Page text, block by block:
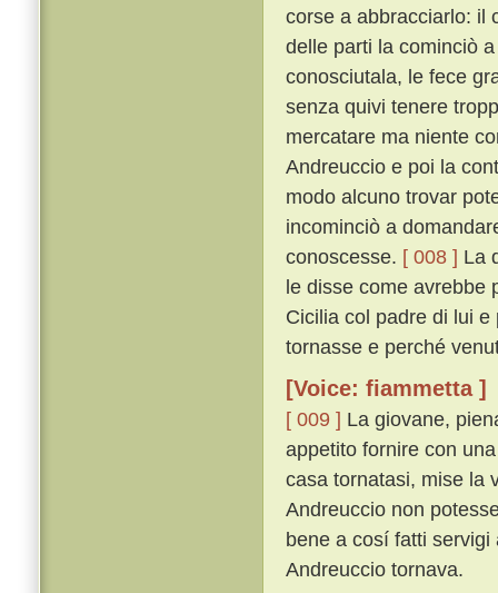
corse a abbracciarlo: il
delle parti la cominciò
conosciutala, le fece
senza quivi tenere
mercatare ma niente
Andreuccio e poi la
modo alcuno trovar
incominciò a
conoscesse. [ 008 ] La
le disse come avrebbe
Cicilia col padre di lui
tornasse e perché
[Voice: fiammetta ]
[ 009 ] La giovane,
appetito fornire con
casa tornatasi, mise la
Andreuccio non
bene a cosí fatti
Andreuccio tornava.